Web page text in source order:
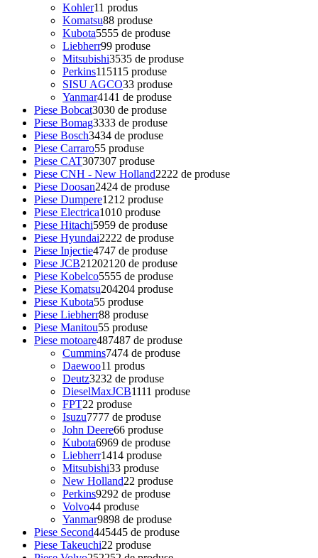
Kohler11 produs
Komatsu88 produse
Kubota5555 de produse
Liebherr99 produse
Mitsubishi3535 de produse
Perkins115115 produse
SISU AGCO33 produse
Yanmar4141 de produse
Piese Bobcat3030 de produse
Piese Bomag3333 de produse
Piese Bosch3434 de produse
Piese Carraro55 produse
Piese CAT307307 produse
Piese CNH - New Holland2222 de produse
Piese Doosan2424 de produse
Piese Dumpere1212 produse
Piese Electrica1010 produse
Piese Hitachi5959 de produse
Piese Hyundai2222 de produse
Piese Injectie4747 de produse
Piese JCB21202120 de produse
Piese Kobelco5555 de produse
Piese Komatsu204204 produse
Piese Kubota55 produse
Piese Liebherr88 produse
Piese Manitou55 produse
Piese motoare487487 de produse
Cummins7474 de produse
Daewoo11 produs
Deutz3232 de produse
DieselMaxJCB1111 produse
FPT22 produse
Isuzu7777 de produse
John Deere66 produse
Kubota6969 de produse
Liebherr1414 produse
Mitsubishi33 produse
New Holland22 produse
Perkins9292 de produse
Volvo44 produse
Yanmar9898 de produse
Piese Second445445 de produse
Piese Takeuchi22 produse